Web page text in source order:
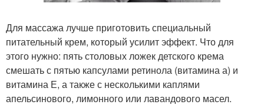
Для массажа лучше приготовить специальный
питательный крем, который усилит эффект. Что для
этого нужно: пять столовых ложек детского крема
смешать с пятью капсулами ретинола (витамина а) и
витамина Е, а также с несколькими каплями
апельсинового, лимонного или лавандового масел.